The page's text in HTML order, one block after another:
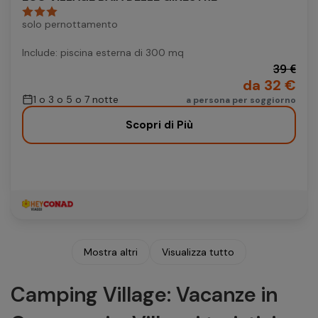
solo pernottamento
Include: piscina esterna di 300 mq
1 o 3 o 5 o 7 notte
39 €
da 32 €
a persona per soggiorno
Scopri di Più
Mostra altri Visualizza tutto
Camping Village: Vacanze in